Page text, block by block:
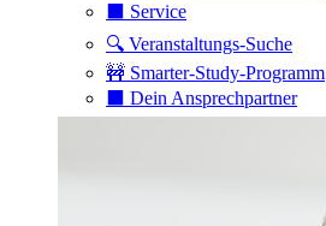
⬛️ Service
🔍 Veranstaltungs-Suche
🚧 Smarter-Study-Programm
⬛️ Dein Ansprechpartner